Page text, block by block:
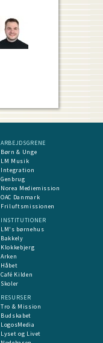
ARBEJDSGRENE
Børn & Unge
LM Musik
Integration
Genbrug
Norea Mediemission
OAC Danmark
Friluftsmissionen
INSTITUTIONER
LM's børnehus
Bakkely
Klokkebjerg
Arken
Håbet
Café Kilden
Skoler
RESURSER
Tro & Mission
Budskabet
LogosMedia
Lyset og Livet